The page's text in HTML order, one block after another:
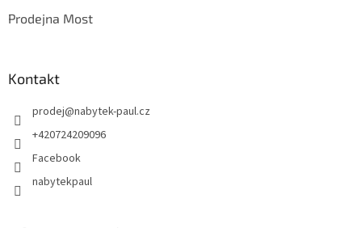
Prodejna Most
Kontakt
prodej@nabytek-paul.cz
+420724209096
Facebook
nabytekpaul